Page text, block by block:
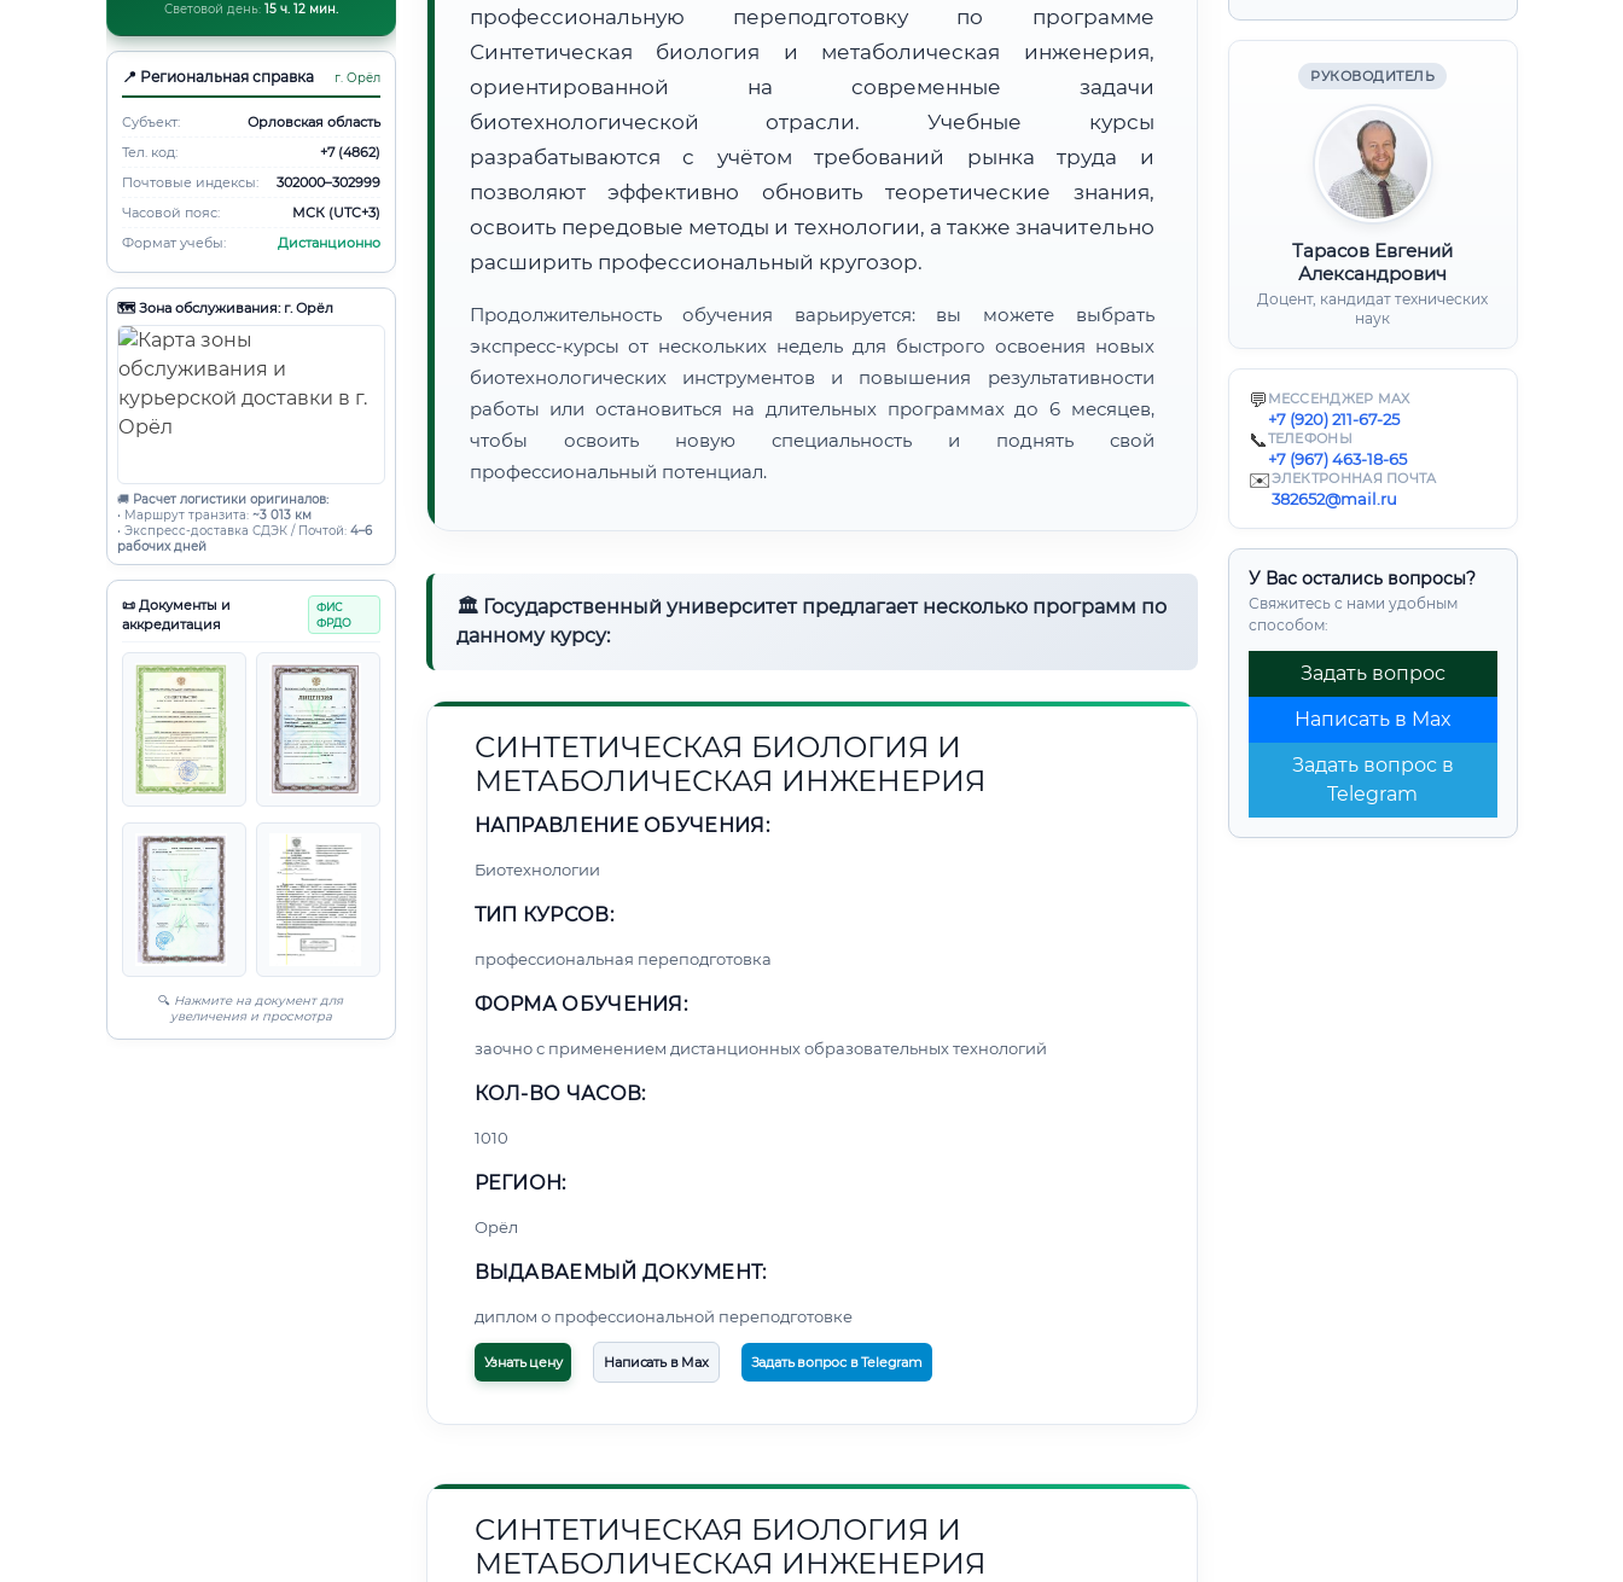
Световой день: 15 ч. 12 мин.
📍 Региональная справка г. Орёл
Субъект:
Орловская область
Тел. код:
+7 (4862)
Почтовые индексы:
302000–302999
Часовой пояс:
МСК (UTC+3)
Формат учебы:
Дистанционно
🗺️ Зона обслуживания: г. Орёл
🚚 Расчет логистики оригиналов:
• Маршрут транзита: ~3 013 км
• Экспресс-доставка СДЭК / Почтой: 4–6
рабочих дней
📜 Документы и
аккредитация
ФИС
ФРДО
🔍 Нажмите на документ для
увеличения и просмотра
РУКОВОДИТЕЛЬ
Тарасов Евгений
Александрович
Доцент, кандидат технических
наук
💬 МЕССЕНДЖЕР MAX
+7 (920) 211-67-25
📞ТЕЛЕФОНЫ
+7 (967) 463-18-65
✉️ЭЛЕКТРОННАЯ ПОЧТА
382652@mail.ru
У Вас остались вопросы?
Свяжитесь с нами удобным
способом:
Задать вопрос
Написать в Max
Задать вопрос в
Telegram
профессиональную переподготовку по программе
Синтетическая биология и метаболическая инженерия,
ориентированной на современные задачи
биотехнологической отрасли. Учебные курсы
разрабатываются с учётом требований рынка труда и
позволяют эффективно обновить теоретические знания,
освоить передовые методы и технологии, а также значительно
расширить профессиональный кругозор.
Продолжительность обучения варьируется: вы можете выбрать
экспресс-курсы от нескольких недель для быстрого освоения новых
биотехнологических инструментов и повышения результативности
работы или остановиться на длительных программах до 6 месяцев,
чтобы освоить новую специальность и поднять свой
профессиональный потенциал.
🏛 Государственный университет предлагает несколько программ по
данному курсу:
СИНТЕТИЧЕСКАЯ БИОЛОГИЯ И
МЕТАБОЛИЧЕСКАЯ ИНЖЕНЕРИЯ
НАПРАВЛЕНИЕ ОБУЧЕНИЯ:
Биотехнологии
ТИП КУРСОВ:
профессиональная переподготовка
ФОРМА ОБУЧЕНИЯ:
заочно с применением дистанционных образовательных технологий
КОЛ-ВО ЧАСОВ:
1010
РЕГИОН:
Орёл
ВЫДАВАЕМЫЙ ДОКУМЕНТ:
диплом о профессиональной переподготовке
Узнать цену Написать в Max Задать вопрос в Telegram
СИНТЕТИЧЕСКАЯ БИОЛОГИЯ И
МЕТАБОЛИЧЕСКАЯ ИНЖЕНЕРИЯ